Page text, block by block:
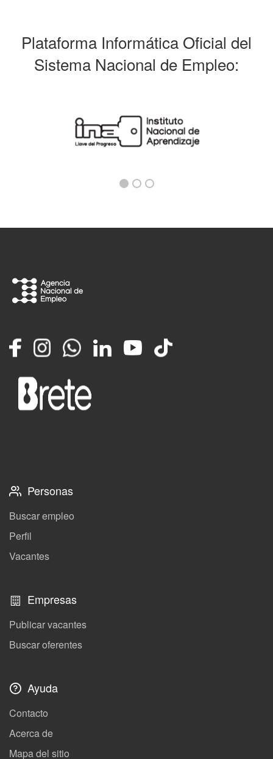
Plataforma Informática Oficial del
Sistema Nacional de Empleo:
FacebookInstagramWhatsappLinkedInYouTube
TikTok
Personas
Buscar empleo
Perfil
Vacantes
Empresas
Publicar vacantes
Buscar oferentes
Ayuda
Contacto
Acerca de
Mapa del sitio